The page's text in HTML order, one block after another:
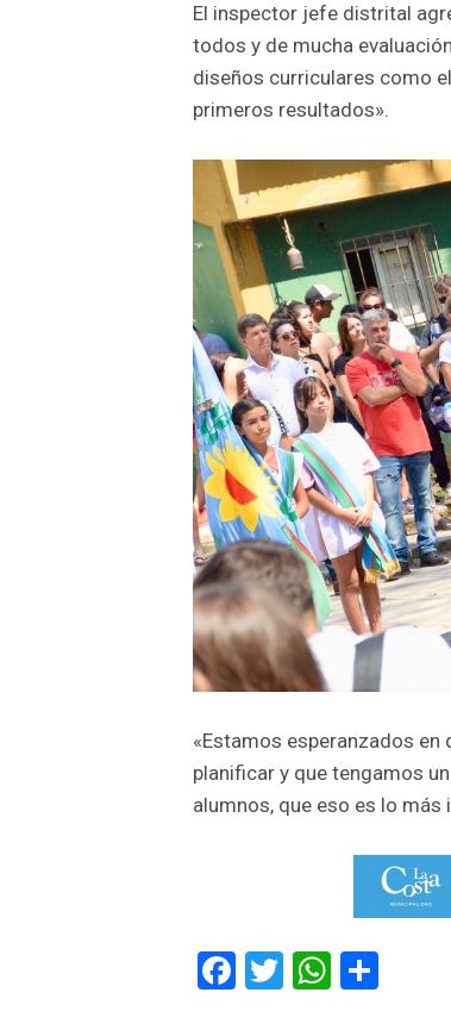
El inspector jefe distrital
todos y de mucha
diseños curriculares como
primeros resultados».
«Estamos esperanzados en
planificar y que tengamos
alumnos, que eso es lo más
Facebook
Twitter